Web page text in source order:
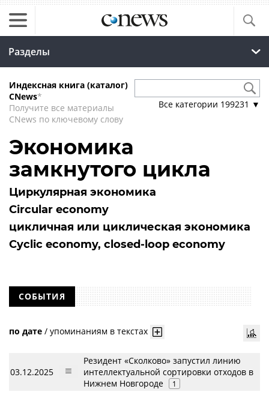
Разделы
Индексная книга (каталог)
CNews*
Получите все материалы
CNews по ключевому слову
Все категории 199231 ▼
Экономика
замкнутого цикла
Циркулярная экономика
Circular economy
цикличная или циклическая экономика
Cyclic economy, closed-loop economy
СОБЫТИЯ
по дате / упоминаниям в текстах
03.12.2025
Резидент «Сколково» запустил линию
интеллектуальной сортировки отходов в
Нижнем Новгороде
1